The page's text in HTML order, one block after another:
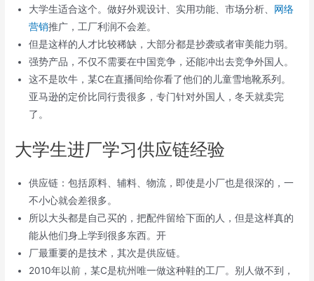
大学生适合这个。做好外观设计、实用功能、市场分析、 网络
营销推广，工厂利润不会差。
但是这样的人才比较稀缺，大部分都是抄袭或者审美能力弱。
强势产品，不仅不需要在中国竞争，还能冲出去竞争外国人。
这不是吹牛，某C在直播间给你看了他们的儿童雪地靴系列。
亚马逊的定价比同行贵很多，专门针对外国人，冬天就卖完
了。
大学生进厂学习供应链经验
供应链：包括原料、辅料、物流，即使是小厂也是很深的，一
不小心就会差很多。
所以大头都是自己买的，把配件留给下面的人，但是这样真的
能从他们身上学到很多东西。开
厂最重要的是技术，其次是供应链。
2010年以前，某C是杭州唯一做这种鞋的工厂。别人做不到，